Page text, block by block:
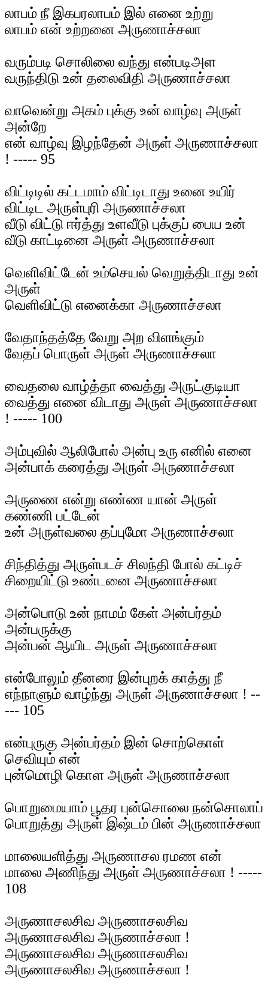
லாபம் நீ இகபரலாபம் இல் எனை உற்று
லாபம் என் உற்றனை அருணாச்சலா
வரும்படி சொலிலை வந்து என்படிஅள
வருந்திடு உன் தலைவிதி அருணாச்சலா
வாவென்று அகம் புக்கு உன் வாழ்வு அருள்
அன்றே
என் வாழ்வு இழந்தேன் அருள் அருணாச்சலா
! ----- 95
விட்டிடில் கட்டமாம் விட்டிடாது உனை உயிர்
விட்டிட அருள்புரி அருணாச்சலா
வீடு விட்டு ஈர்த்து உளவீடு புக்குப் பைய உன்
வீடு காட்டினை அருள் அருணாச்சலா
வெளிவிட்டேன் உம்செயல் வெறுத்திடாது உன்
அருள்
வெளிவிட்டு எனைக்கா அருணாச்சலா
வேதாந்தத்தே வேறு அற விளங்கும்
வேதப் பொருள் அருள் அருணாச்சலா
வைதலை வாழ்த்தா வைத்து அருட்குடியா
வைத்து எனை விடாது அருள் அருணாச்சலா
! ----- 100
அம்புவில் ஆலிபோல் அன்பு உரு எனில் எனை
அன்பாக் கரைத்து அருள் அருணாச்சலா
அருணை என்று எண்ண யான் அருள்
கண்ணி பட்டேன்
உன் அருள்வலை தப்புமோ அருணாச்சலா
சிந்தித்து அருள்படச் சிலந்தி போல் கட்டிச்
சிறையிட்டு உண்டனை அருணாச்சலா
அன்பொடு உன் நாமம் கேள் அன்பர்தம்
அன்பருக்கு
அன்பன் ஆயிட அருள் அருணாச்சலா
என்போலும் தீனரை இன்புறக் காத்து நீ
எந்நாளும் வாழ்ந்து அருள் அருணாச்சலா ! --
--- 105
என்புருகு அன்பர்தம் இன் சொற்கொள்
செவியும் என்
புன்மொழி கொள அருள் அருணாச்சலா
பொறுமையாம் பூதர புன்சொலை நன்சொலாப்
பொறுத்து அருள் இஷ்டம் பின் அருணாச்சலா
மாலையளித்து அருணாசல ரமண என்
மாலை அணிந்து அருள் அருணாச்சலா ! -----
108
அருணாசலசிவ அருணாசலசிவ
அருணாசலசிவ அருணாச்சலா !
அருணாசலசிவ அருணாசலசிவ
அருணாசலசிவ அருணாச்சலா !